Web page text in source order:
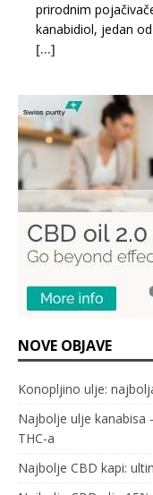
prirodnim
kanabidiol, jedan
[...]
NOVE OBJAVE
Konopljino ulje:
Najbolje ulje kanabisa
THC-a
Najbolje CBD kapi: